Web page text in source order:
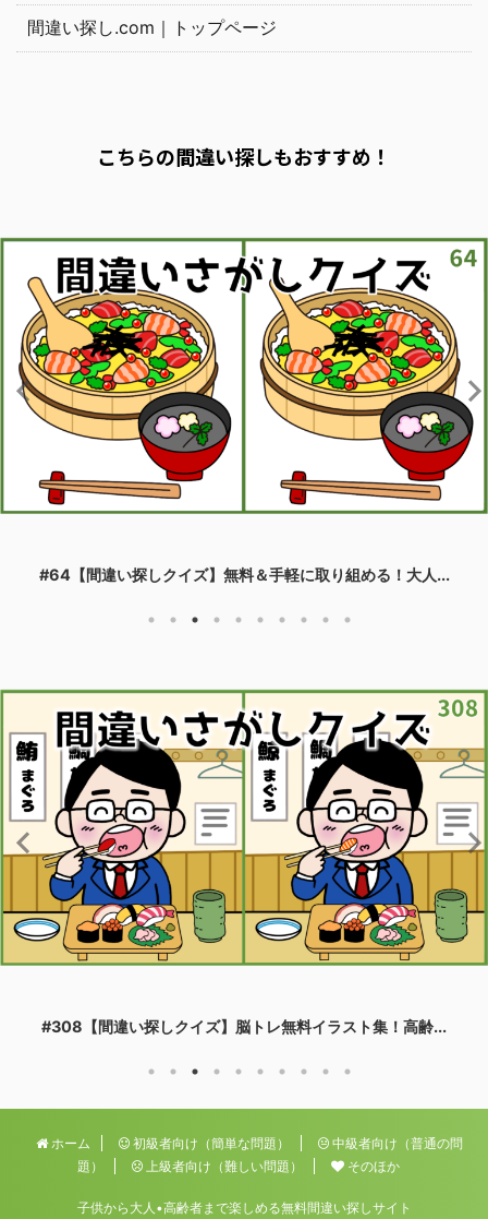
間違い探し.com｜トップページ
こちらの間違い探しもおすすめ！
#64【間違い探しクイズ】無料＆手軽に取り組める！大人...
#308【間違い探しクイズ】脳トレ無料イラスト集！高齢...
ホーム 初級者向け（簡単な問題）
中級者向け（普通の問
題）
上級者向け（難しい問題） そのほか
子供から大人•高齢者まで楽しめる無料間違い探しサイト